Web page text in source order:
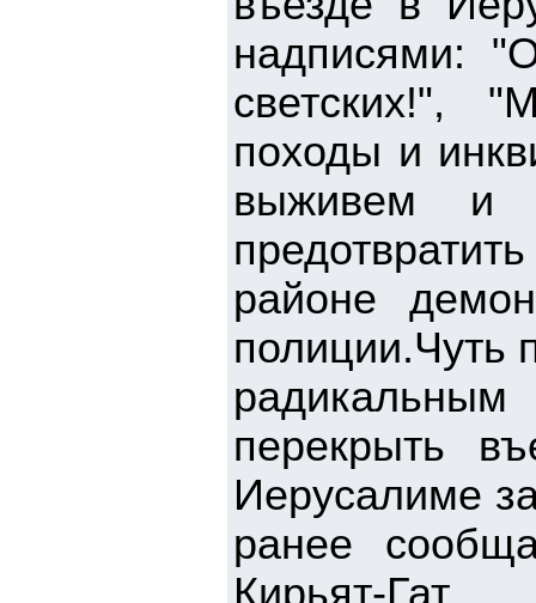
надписями:
светских!",
походы и
выживем и
районе
полиции.Чуть
перекрыть
Иерусалиме
ранее